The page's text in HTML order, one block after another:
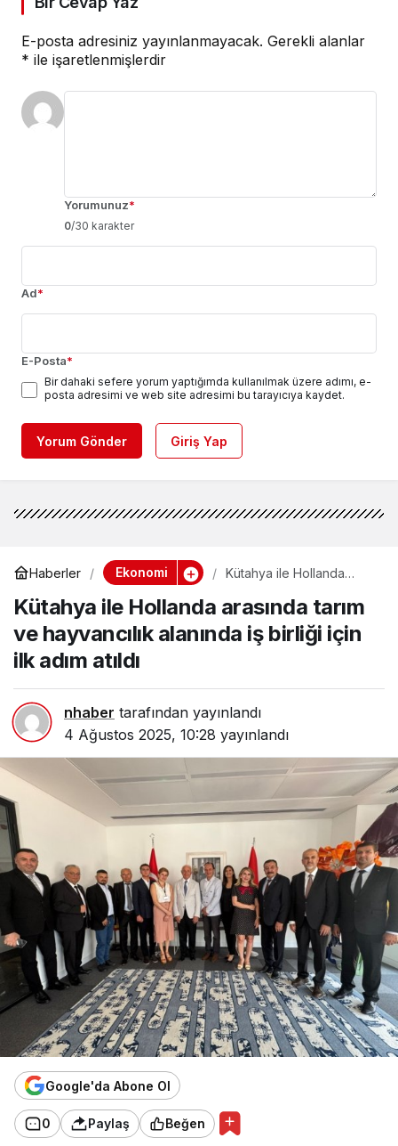
E-posta adresiniz yayınlanmayacak. Gerekli alanlar
* ile işaretlenmişlerdir
Yorumunuz*
0/30 karakter
Ad*
E-Posta*
Bir dahaki sefere yorum yaptığımda kullanılmak üzere adımı, e-
posta adresimi ve web site adresimi bu tarayıcıya kaydet.
Yorum Gönder Giriş Yap
Haberler Ekonomi
Kütahya ile Hollanda
hayvancılık alanında iş
birliği için ilk adım atıldı
Kütahya ile Hollanda arasında tarım
ve hayvancılık alanında iş birliği için
ilk adım atıldı
nhaber tarafından yayınlandı
4 Ağustos 2025, 10:28 yayınlandı
Google'da Abone Ol
0 Paylaş Beğen